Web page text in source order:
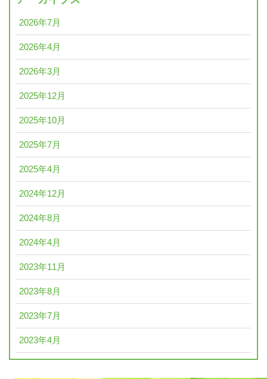
2026年7月
2026年4月
2026年3月
2025年12月
2025年10月
2025年7月
2025年4月
2024年12月
2024年8月
2024年4月
2023年11月
2023年8月
2023年7月
2023年4月